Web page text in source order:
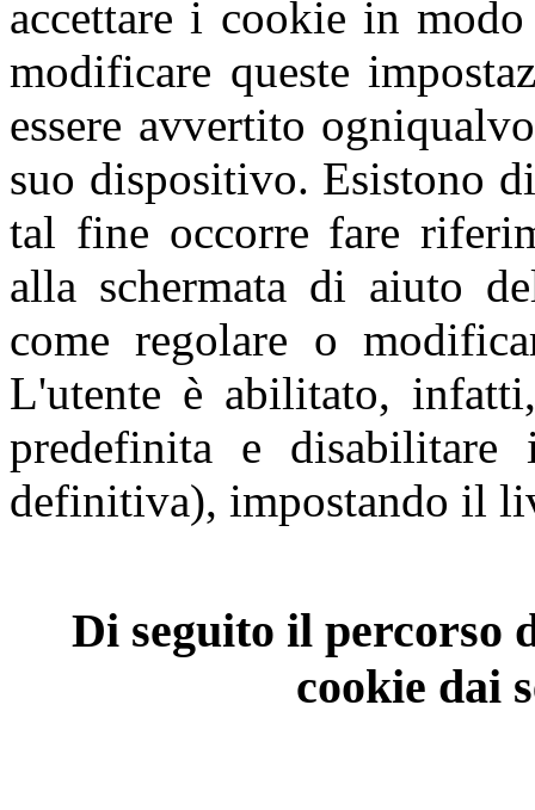
accettare i cookie in
modificare queste
essere avvertito
suo dispositivo. Esistono
tal fine occorre fare
alla schermata di aiuto
come regolare o
L'utente è abilitato,
predefinita e
definitiva), impostando il
Di seguito il percorso
cookie dai